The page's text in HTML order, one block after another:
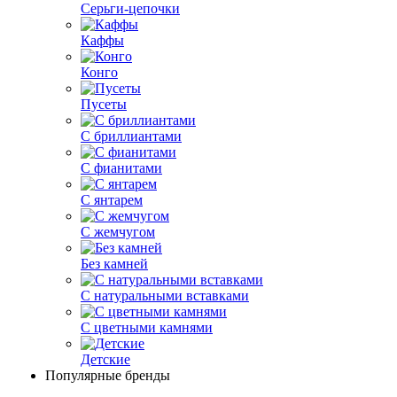
Серьги-цепочки
Каффы
Конго
Пусеты
С бриллиантами
С фианитами
С янтарем
С жемчугом
Без камней
С натуральными вставками
С цветными камнями
Детские
Популярные бренды